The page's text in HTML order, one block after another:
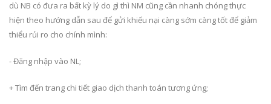
dù NB có đưa ra bất kỳ lý do gì thì NM cũng cần nhanh chóng thực
hiện theo hướng dẫn sau để gửi khiếu nại càng sớm càng tốt để giảm
thiểu rủi ro cho chính mình:
- Đăng nhập vào NL;
+ Tìm đến trang chi tiết giao dịch thanh toán tương ứng;